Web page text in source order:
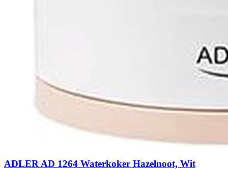
ADLER AD 1264 Waterkoker Hazelnoot, Wit